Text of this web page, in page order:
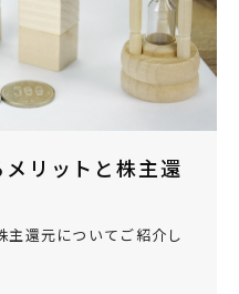
リットと株主還
主還元についてご紹介し